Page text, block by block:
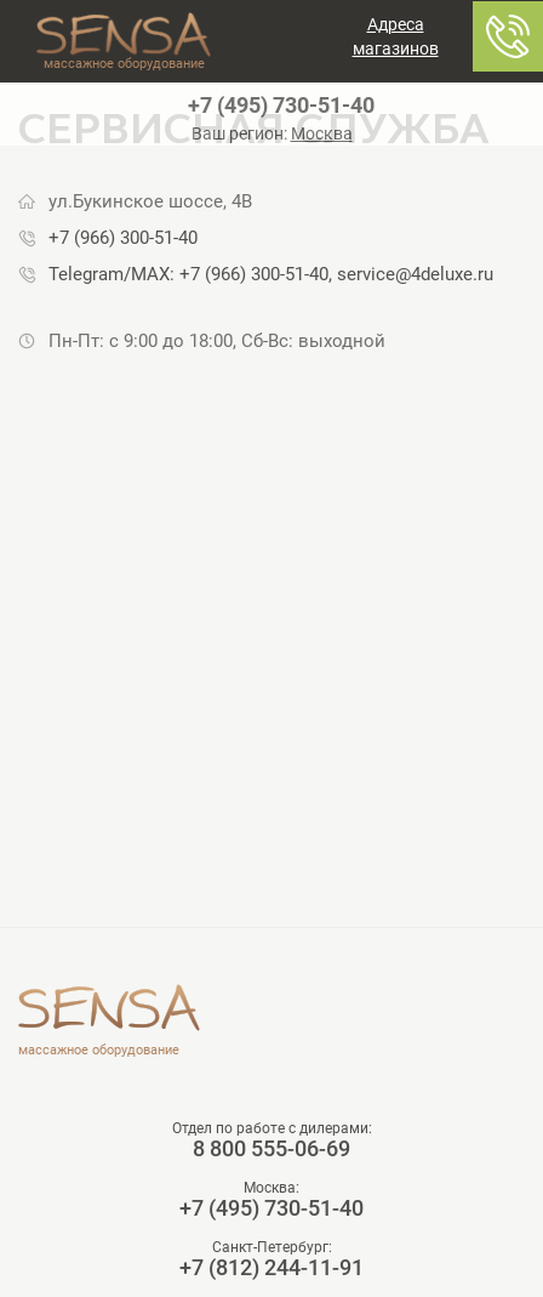
массажное оборудование
Адреса
магазинов
+7 (495) 730-51-40
Ваш регион: Москва
СЕРВИСНАЯ СЛУЖБА
ул.Букинское шоссе, 4В
+7 (966) 300-51-40
Telegram/MAX: +7 (966) 300-51-40, service@4deluxe.ru
Пн-Пт: с 9:00 до 18:00, Сб-Вс: выходной
массажное оборудование
Отдел по работе с дилерами:
8 800 555-06-69
Москва:
+7 (495) 730-51-40
Санкт-Петербург:
+7 (812) 244-11-91